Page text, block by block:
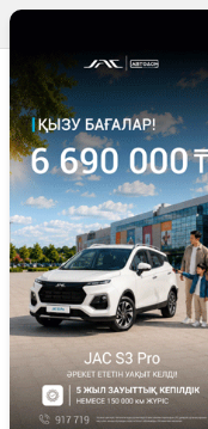
Перейти
к
содержимому